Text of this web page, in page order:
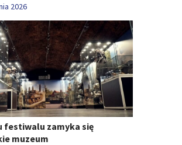
2026
festiwalu zamyka się
muzeum